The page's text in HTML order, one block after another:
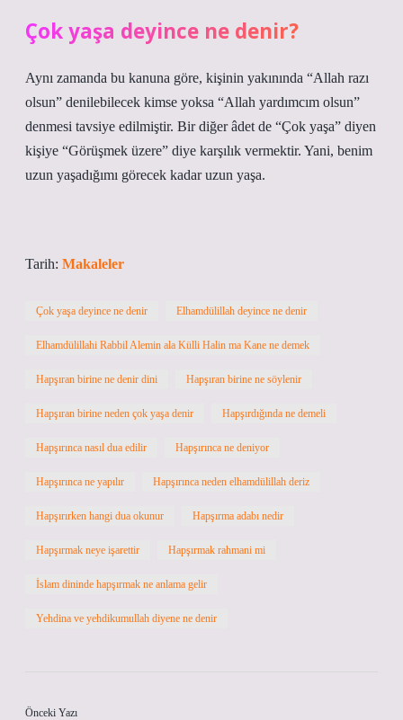
Çok yaşa deyince ne denir?
Aynı zamanda bu kanuna göre, kişinin yakınında “Allah razı
olsun” denilebilecek kimse yoksa “Allah yardımcım olsun”
denmesi tavsiye edilmiştir. Bir diğer âdet de “Çok yaşa” diyen
kişiye “Görüşmek üzere” diye karşılık vermektir. Yani, benim
uzun yaşadığımı görecek kadar uzun yaşa.
Tarih: Makaleler
Çok yaşa deyince ne denir Elhamdülillah deyince ne denir
Elhamdülillahi Rabbil Alemin ala Külli Halin ma Kane ne demek
Hapşıran birine ne denir dini Hapşıran birine ne söylenir
Hapşıran birine neden çok yaşa denir Hapşırdığında ne demeli
Hapşırınca nasıl dua edilir Hapşırınca ne deniyor
Hapşırınca ne yapılır Hapşırınca neden elhamdülillah deriz
Hapşırırken hangi dua okunur Hapşırma adabı nedir
Hapşırmak neye işarettir Hapşırmak rahmani mi
İslam dininde hapşırmak ne anlama gelir
Yehdina ve yehdikumullah diyene ne denir
Önceki Yazı